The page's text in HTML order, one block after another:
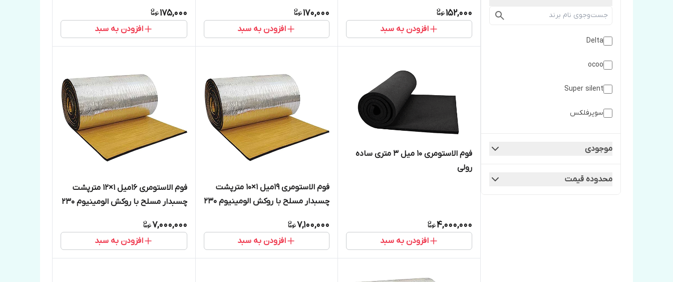
Delta
ocoo
Super silent
سوپرفلكس
موجودی
محدوده قیمت
152,000
افزودن به سبد
170,000
افزودن به سبد
175,000
افزودن به سبد
فوم الاستومری 10 میل ۳ متری ساده
رولی
4,000,000
افزودن به سبد
فوم الاستومری 19میل 1×10 مترپشت
چسبدار مسلح با روکش الومینیوم 230
7,100,000
افزودن به سبد
فوم الاستومری 16میل 1×12 مترپشت
چسبدار مسلح با روکش الومینیوم 230
7,000,000
افزودن به سبد